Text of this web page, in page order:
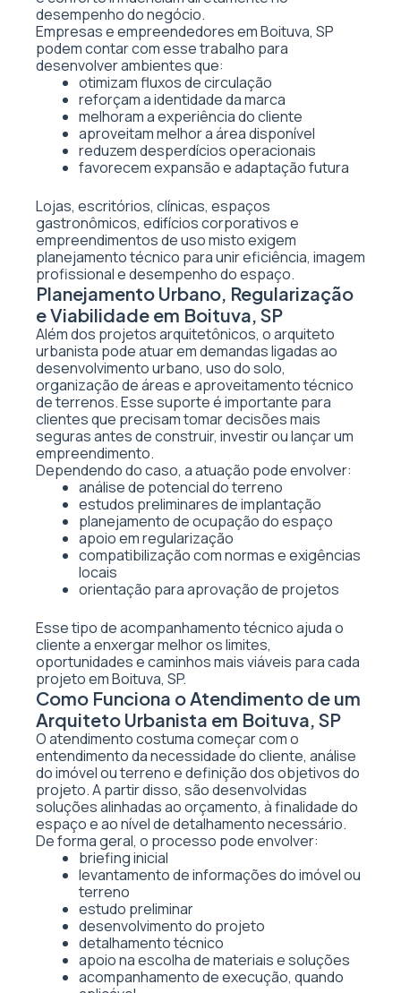
desempenho do negócio.
Empresas e empreendedores em Boituva, SP
podem contar com esse trabalho para
desenvolver ambientes que:
otimizam fluxos de circulação
reforçam a identidade da marca
melhoram a experiência do cliente
aproveitam melhor a área disponível
reduzem desperdícios operacionais
favorecem expansão e adaptação futura
Lojas, escritórios, clínicas, espaços
gastronômicos, edifícios corporativos e
empreendimentos de uso misto exigem
planejamento técnico para unir eficiência, imagem
profissional e desempenho do espaço.
Planejamento Urbano, Regularização
e Viabilidade em Boituva, SP
Além dos projetos arquitetônicos, o arquiteto
urbanista pode atuar em demandas ligadas ao
desenvolvimento urbano, uso do solo,
organização de áreas e aproveitamento técnico
de terrenos. Esse suporte é importante para
clientes que precisam tomar decisões mais
seguras antes de construir, investir ou lançar um
empreendimento.
Dependendo do caso, a atuação pode envolver:
análise de potencial do terreno
estudos preliminares de implantação
planejamento de ocupação do espaço
apoio em regularização
compatibilização com normas e exigências
locais
orientação para aprovação de projetos
Esse tipo de acompanhamento técnico ajuda o
cliente a enxergar melhor os limites,
oportunidades e caminhos mais viáveis para cada
projeto em Boituva, SP.
Como Funciona o Atendimento de um
Arquiteto Urbanista em Boituva, SP
O atendimento costuma começar com o
entendimento da necessidade do cliente, análise
do imóvel ou terreno e definição dos objetivos do
projeto. A partir disso, são desenvolvidas
soluções alinhadas ao orçamento, à finalidade do
espaço e ao nível de detalhamento necessário.
De forma geral, o processo pode envolver:
briefing inicial
levantamento de informações do imóvel ou
terreno
estudo preliminar
desenvolvimento do projeto
detalhamento técnico
apoio na escolha de materiais e soluções
acompanhamento de execução, quando